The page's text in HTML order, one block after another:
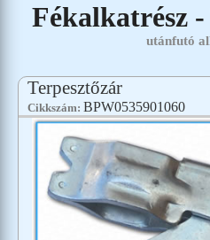
Fékalkatrész
utánfutó
Terpesztőzár
Cikkszám: BPW0535901060